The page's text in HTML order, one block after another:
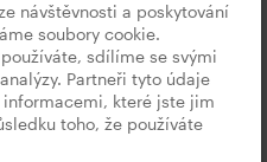
návštěvnosti a poskytování
soubory cookie.
sdílíme se svými
Partneři tyto údaje
které jste jim
toho, že používáte